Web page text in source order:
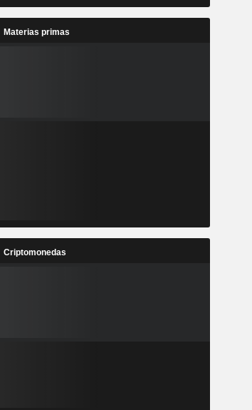
Materias primas
Criptomonedas